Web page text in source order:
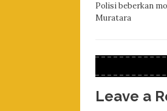
Polisi beberkan
Muratara
Leave a